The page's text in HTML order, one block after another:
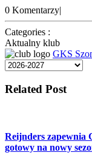
0 Komentarzy|
Categories :
Aktualny klub
GKS
Related Post
Reijnders zapewnia
gotowy na nowy